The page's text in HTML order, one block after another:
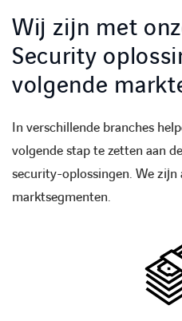
Wij zijn met
Security
volgende
In verschillende branches
volgende stap te zetten aan
security-oplossingen. We zijn
marktsegmenten.